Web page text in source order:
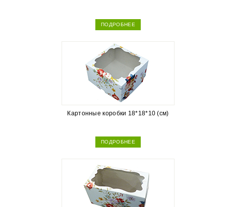
ПОДРОБНЕЕ
Картонные коробки 18*18*10 (см)
ПОДРОБНЕЕ